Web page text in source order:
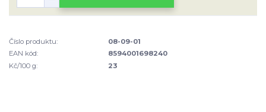
Číslo produktu:
08-09-01
EAN kód:
8594001698240
Kč/100 g:
23